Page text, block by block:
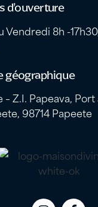
d’ouverture
Vendredi 8h -
géographique
– Z.I. Papeava,
98714 Papeete